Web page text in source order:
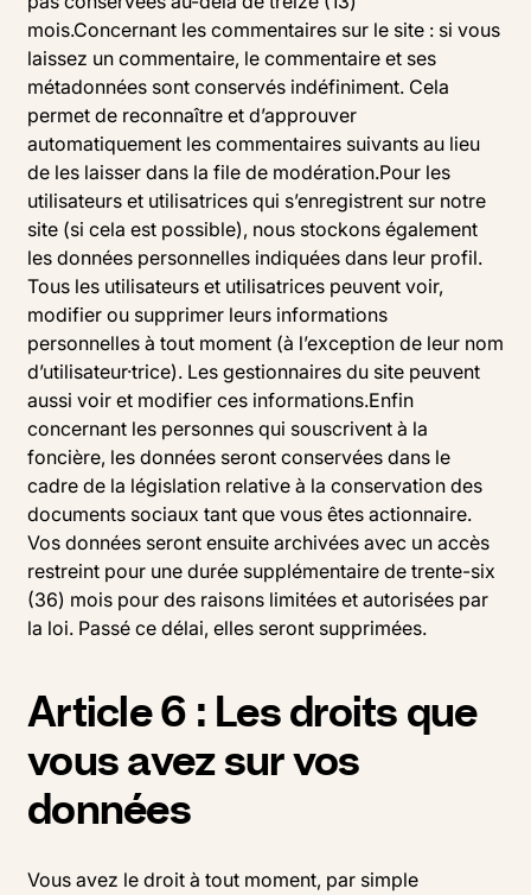
mois.Concernant les commentaires sur le site : si vous
laissez un commentaire, le commentaire et ses
métadonnées sont conservés indéfiniment. Cela
permet de reconnaître et d’approuver
automatiquement les commentaires suivants au lieu
de les laisser dans la file de modération.Pour les
utilisateurs et utilisatrices qui s’enregistrent sur notre
site (si cela est possible), nous stockons également
les données personnelles indiquées dans leur profil.
Tous les utilisateurs et utilisatrices peuvent voir,
modifier ou supprimer leurs informations
personnelles à tout moment (à l’exception de leur nom
d’utilisateur·trice). Les gestionnaires du site peuvent
aussi voir et modifier ces informations.Enfin
concernant les personnes qui souscrivent à la
foncière, les données seront conservées dans le
cadre de la législation relative à la conservation des
documents sociaux tant que vous êtes actionnaire.
Vos données seront ensuite archivées avec un accès
restreint pour une durée supplémentaire de trente-six
(36) mois pour des raisons limitées et autorisées par
la loi. Passé ce délai, elles seront supprimées.
Article 6 : Les droits que
vous avez sur vos
données
Vous avez le droit à tout moment, par simple